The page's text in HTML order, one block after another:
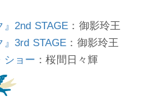
2nd STAGE ：御影玲王
3rd STAGE ：御影玲王
ショー ：桜間日々輝